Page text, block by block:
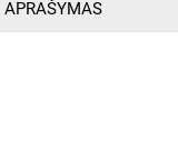
APRAŠYMAS